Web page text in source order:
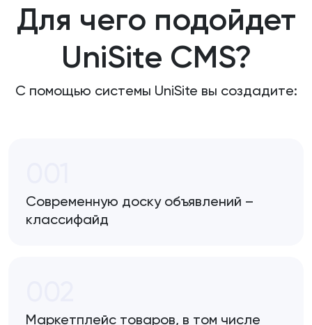
Для чего подойдет
UniSite CMS?
С помощью системы UniSite вы создадите:
Современную доску объявлений –
классифайд
Маркетплейс товаров, в том числе